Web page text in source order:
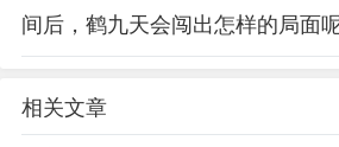
间后，鹤九天会闯出怎样的局面
相关文章